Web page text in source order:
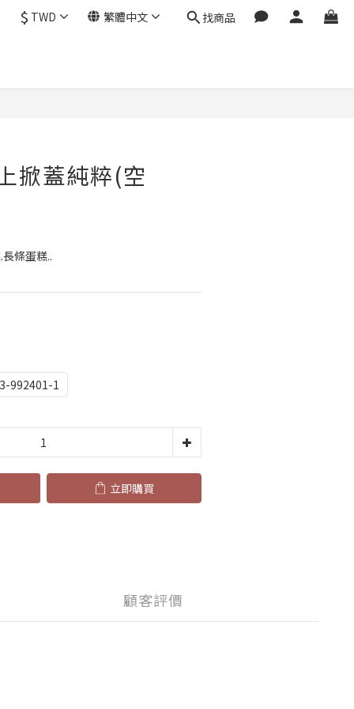
$ TWD 繁體中文 找商品
掀蓋純粹(空
條蛋糕..
992401-1
立即購買
顧客評價